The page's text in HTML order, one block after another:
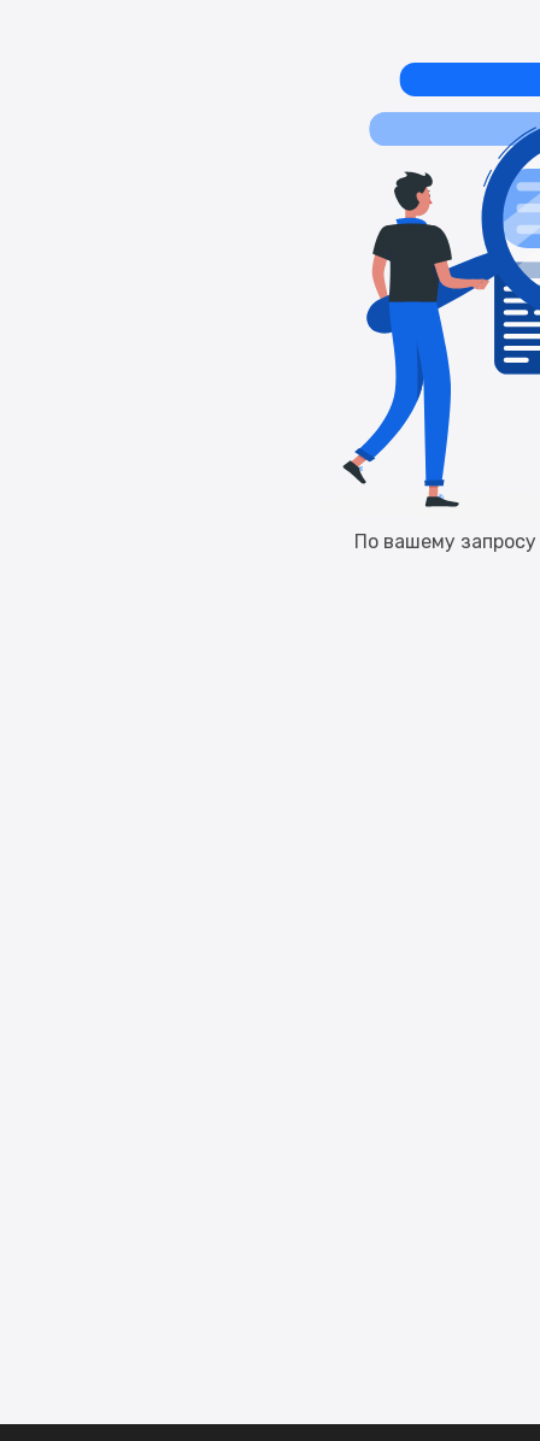
По вашему